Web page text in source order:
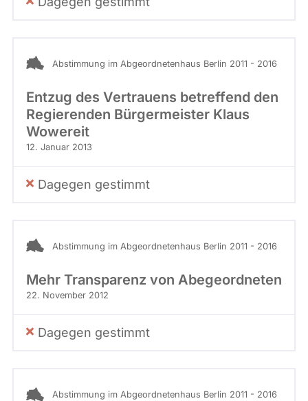
Abstimmung im Abgeordnetenhaus Berlin 2011 - 2016
Entzug des Vertrauens betreffend den
Regierenden Bürgermeister Klaus
Wowereit
12. Januar 2013
Dagegen gestimmt
Abstimmung im Abgeordnetenhaus Berlin 2011 - 2016
Mehr Transparenz von Abegeordneten
22. November 2012
Dagegen gestimmt
Abstimmung im Abgeordnetenhaus Berlin 2011 - 2016